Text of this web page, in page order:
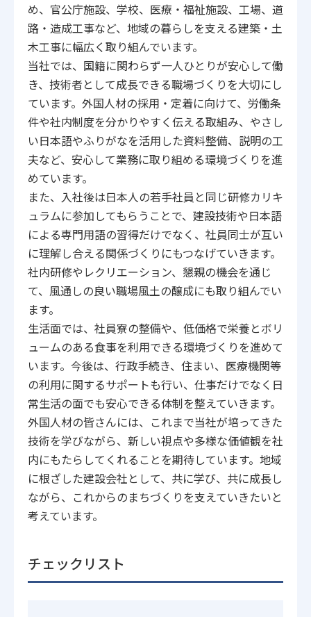
め、官公庁施設、学校、医療・福祉施設、工場、道
路・造成工事など、地域の暮らしを支える建築・土
木工事に幅広く取り組んでいます。
当社では、国籍に関わらず一人ひとりが安心して働
き、技術者として成長できる職場づくりを大切にし
ています。外国人材の採用・定着に向けて、労働条
件や社内制度を分かりやすく伝える取組み、やさし
い日本語やふりがなを活用した資料整備、説明の工
夫など、安心して業務に取り組める環境づくりを進
めています。
また、入社後は日本人の若手社員と同じ研修カリキ
ュラムに参加してもらうことで、建設技術や日本語
による専門用語の習得だけでなく、社員同士が互い
に理解し合える関係づくりにもつなげていきます。
社内研修やレクリエーション、懇親の機会を通じ
て、風通しの良い職場風土の醸成にも取り組んでい
ます。
生活面では、社員寮の整備や、低価格で栄養とボリ
ュームのある食事を利用できる環境づくりを進めて
います。今後は、行政手続き、住まい、医療機関等
の利用に関するサポートも行い、仕事だけでなく日
常生活の面でも安心できる体制を整えていきます。
外国人材の皆さんには、これまで当社が培ってきた
技術を学びながら、新しい視点や多様な価値観を社
内にもたらしてくれることを期待しています。地域
に根ざした建設会社として、共に学び、共に成長し
ながら、これからのまちづくりを支えていきたいと
考えています。
チェックリスト